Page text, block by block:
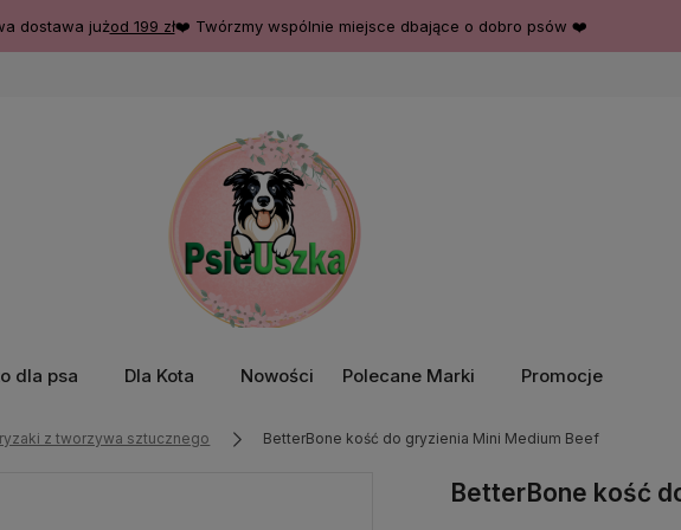
dostawa jużod 199 zł❤️ Twórzmy wspólnie miejsce dbające o dobro psów ❤️
dla psa Dla Kota Nowości Polecane Marki Promocje
z tworzywa sztucznego BetterBone kość do gryzienia Mini Medium Beef
BetterBone kość